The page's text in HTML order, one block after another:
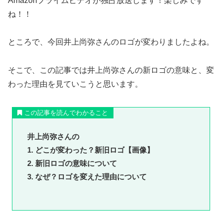
ね！！
ところで、今回井上尚弥さんのロゴが変わりましたよね。
そこで、この記事では井上尚弥さんの新ロゴの意味と、変
わった理由を見ていこうと思います。
この記事を読んでわかること
井上尚弥さんの
1. どこが変わった？新旧ロゴ【画像】
2. 新旧ロゴの意味について
3. なぜ？ロゴを変えた理由について